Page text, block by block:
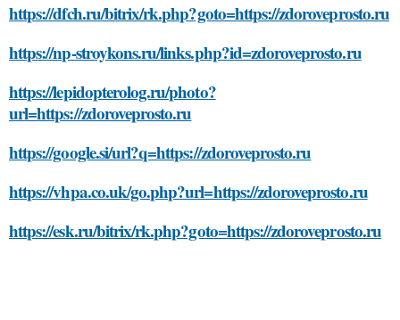
https://dfch.ru/bitrix/rk.php?goto=https://zdoroveprosto.ru
https://np-stroykons.ru/links.php?id=zdoroveprosto.ru
https://lepidopterolog.ru/photo?
url=https://zdoroveprosto.ru
https://google.si/url?q=https://zdoroveprosto.ru
https://vhpa.co.uk/go.php?url=https://zdoroveprosto.ru
https://esk.ru/bitrix/rk.php?goto=https://zdoroveprosto.ru